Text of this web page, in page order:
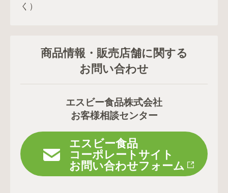
く）
商品情報・販売店舗に関する
お問い合わせ
エスビー食品株式会社
お客様相談センター
エスビー食品
コーポレートサイト
お問い合わせフォーム